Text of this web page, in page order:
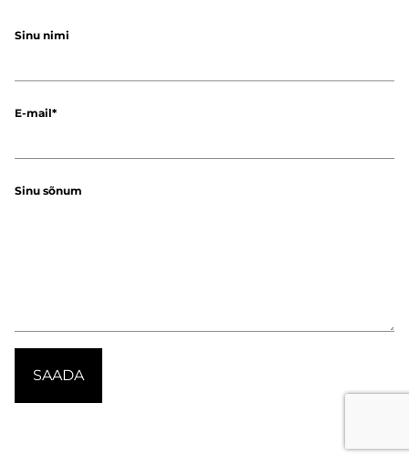
Sinu nimi
E-mail
Sinu sõnum